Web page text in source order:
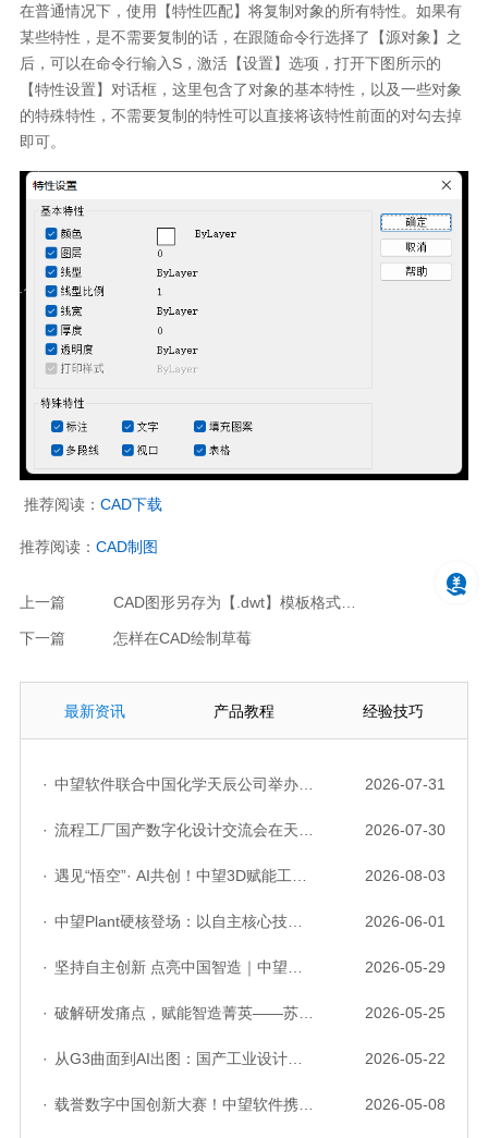
在普通情况下，使用【特性匹配】将复制对象的所有特性。如果有
某些特性，是不需要复制的话，在跟随命令行选择了【源对象】之
后，可以在命令行输入S，激活【设置】选项，打开下图所示的
【特性设置】对话框，这里包含了对象的基本特性，以及一些对象
的特殊特性，不需要复制的特性可以直接将该特性前面的对勾去掉
即可。
推荐阅读： CAD下载
推荐阅读： CAD制图
上一篇 CAD图形另存为【.dwt】模板格式的方法
下一篇 怎样在CAD绘制草莓
最新资讯 产品教程 经验技巧
· 中望软件联合中国化学天辰公司举办“走进标杆企业”研讨会，共探流程工业数字化创新实践 2026-07-31
· 流程工厂国产数字化设计交流会在天津召开，中望自主CAD底座助力行业数字化转型实践获广泛关注 2026-07-30
· 遇见“悟空”· AI共创！中望3D赋能工业设计国产化与AI创新升级 2026-08-03
· 中望Plant硬核登场：以自主核心技术，破解流程工业数据一致性与协同困境 2026-06-01
· 坚持自主创新 点亮中国智造｜中望软件亮相第十届中国网络版权保护与发展大会 2026-05-29
· 破解研发痛点，赋能智造菁英——苏州研发菁英 CTO 成长营暨高级人才认证启动会圆满落幕 2026-05-25
· 从G3曲面到AI出图：国产工业设计软件的硬实力到底怎么样了？ 2026-05-22
· 载誉数字中国创新大赛！中望软件携手三家伙伴，斩获信创赛道多项大奖 2026-05-08